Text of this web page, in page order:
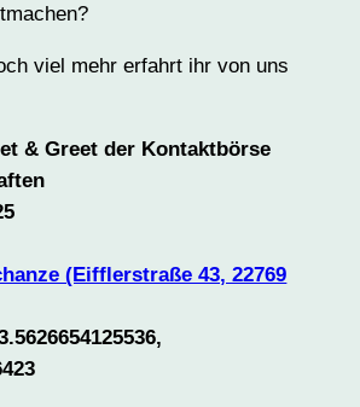
viel mehr erfahrt ihr von uns
& Greet der Kontaktbörse
(Eifflerstraße 43, 22769